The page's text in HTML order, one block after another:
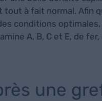
à fait normal.
conditions
A, B, C et E, de
une